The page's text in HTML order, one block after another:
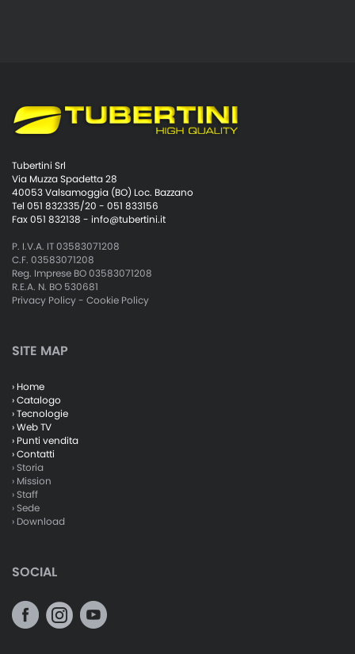
Tubertini Srl
Via Muzza Spadetta 28
40053 Valsamoggia (BO) Loc. Bazzano
Tel 051 832335/20 - 051 833156
Fax 051 832138 - info@tubertini.it
P. I.V.A. IT 03583071208
C.F. 03583071208
Reg. Imprese BO 03583071208
R.E.A. N. BO 530681
Privacy Policy- Cookie Policy
SITE MAP
› Home
› Catalogo
› Tecnologie
› Web TV
› Punti vendita
› Contatti
› Storia
› Mission
› Staff
› Sede
› Download
SOCIAL